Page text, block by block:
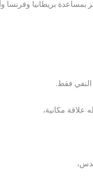
بريطانيا وفرنسا
النفي فقط.
علاقة مكانية،